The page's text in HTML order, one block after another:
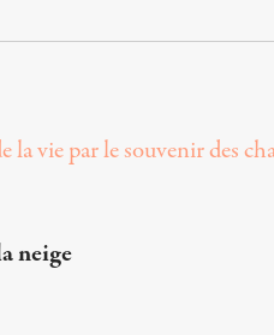
vie par le souvenir des
neige